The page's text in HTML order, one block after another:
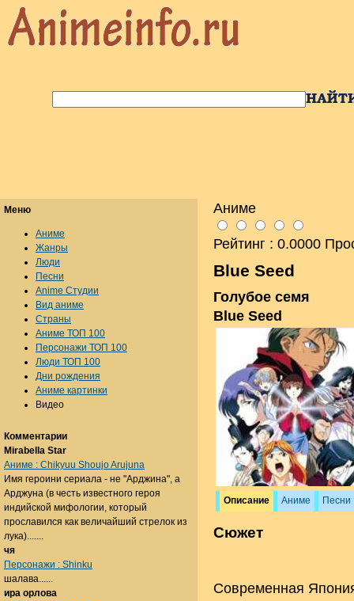
Аниме
Рейтинг : 0.0000
Blue Seed
Голубое семя
Blue Seed
Описание Аниме Песни
Сюжет
Современная
Меню
Аниме
Жанры
Люди
Песни
Anime Студии
Вид аниме
Страны
Аниме ТОП 100
Персонажи ТОП 100
Люди ТОП 100
Дни рождения
Аниме картинки
Видео
Комментарии
Mirabella Star
Аниме : Chikyuu Shoujo Arujuna
Имя героини сериала - не "Арджина", а
Арджуна (в честь известного героя
индийской мифологии, который
прославился как величайший стрелок из
лука).......
чя
Персонажи : Shinku
шалава......
ира орлова